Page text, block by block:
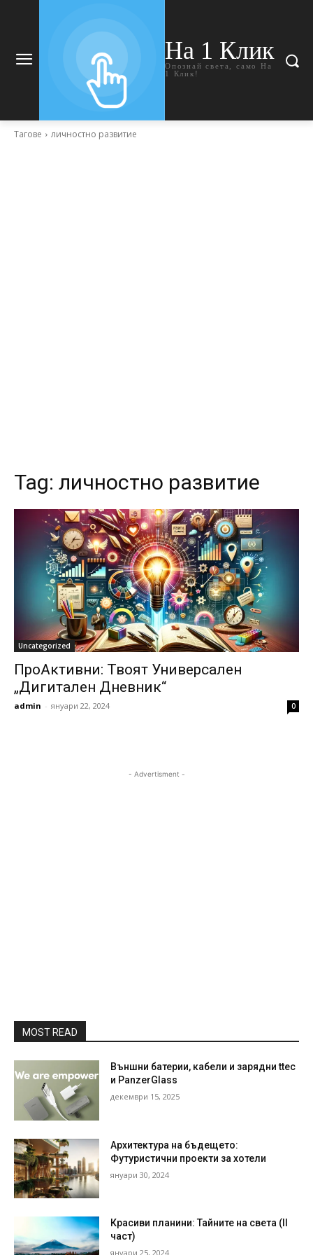
На 1 Клик
Опознай света, само На
1 Клик!
Тагове личностно развитие
Tag: личностно развитие
Uncategorized
ПроАктивни: Твоят Универсален
„Дигитален Дневник“
admin - януари 22, 2024 0
- Advertisment -
MOST READ
Външни батерии, кабели и зарядни ttec
и PanzerGlass
декември 15, 2025
Архитектура на бъдещето:
Футуристични проекти за хотели
януари 30, 2024
Красиви планини: Тайните на света (II
част)
януари 25, 2024